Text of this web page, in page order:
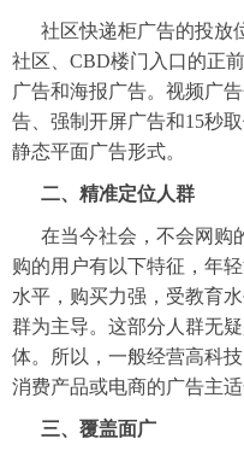
社区快递柜广告的投放
社区、CBD楼门入口的正
广告和海报广告。视频广
告、强制开屏广告和15秒
静态平面广告形式。
二、精准定位人群
在当今社会，不会网购
购的用户有以下特征，年
水平，购买力强，受教育
群为主导。这部分人群无
体。所以，一般经营高科
消费产品或电商的广告主
三、覆盖面广